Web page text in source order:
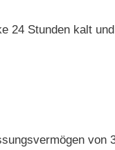
24 Stunden kalt
von